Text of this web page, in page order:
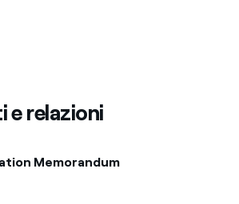
e relazioni
Memorandum